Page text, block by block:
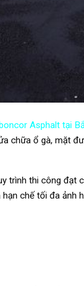
Asphalt tại
chữa ổ gà, mặt
trình thi công đạt
chế tối đa ảnh